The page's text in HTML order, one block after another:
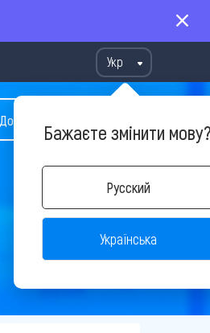
Укр
Бажаєте змінити
Русский
Українська
Допомога у виборі туру